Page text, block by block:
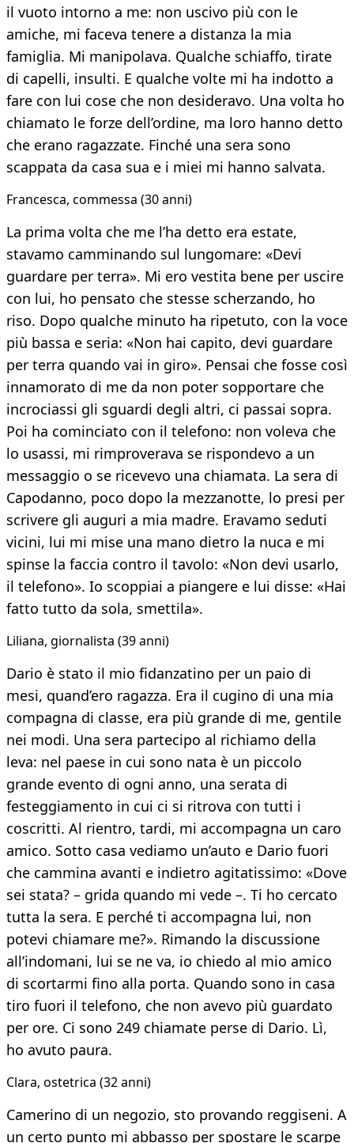
il vuoto intorno a me: non uscivo più con le
amiche, mi faceva tenere a distanza la mia
famiglia. Mi manipolava. Qualche schiaffo, tirate
di capelli, insulti. E qualche volte mi ha indotto a
fare con lui cose che non desideravo. Una volta ho
chiamato le forze dell’ordine, ma loro hanno detto
che erano ragazzate. Finché una sera sono
scappata da casa sua e i miei mi hanno salvata.
Francesca, commessa (30 anni)
La prima volta che me l’ha detto era estate,
stavamo camminando sul lungomare: «Devi
guardare per terra». Mi ero vestita bene per uscire
con lui, ho pensato che stesse scherzando, ho
riso. Dopo qualche minuto ha ripetuto, con la voce
più bassa e seria: «Non hai capito, devi guardare
per terra quando vai in giro». Pensai che fosse così
innamorato di me da non poter sopportare che
incrociassi gli sguardi degli altri, ci passai sopra.
Poi ha cominciato con il telefono: non voleva che
lo usassi, mi rimproverava se rispondevo a un
messaggio o se ricevevo una chiamata. La sera di
Capodanno, poco dopo la mezzanotte, lo presi per
scrivere gli auguri a mia madre. Eravamo seduti
vicini, lui mi mise una mano dietro la nuca e mi
spinse la faccia contro il tavolo: «Non devi usarlo,
il telefono». Io scoppiai a piangere e lui disse: «Hai
fatto tutto da sola, smettila».
Liliana, giornalista (39 anni)
Dario è stato il mio fidanzatino per un paio di
mesi, quand’ero ragazza. Era il cugino di una mia
compagna di classe, era più grande di me, gentile
nei modi. Una sera partecipo al richiamo della
leva: nel paese in cui sono nata è un piccolo
grande evento di ogni anno, una serata di
festeggiamento in cui ci si ritrova con tutti i
coscritti. Al rientro, tardi, mi accompagna un caro
amico. Sotto casa vediamo un’auto e Dario fuori
che cammina avanti e indietro agitatissimo: «Dove
sei stata? – grida quando mi vede –. Ti ho cercato
tutta la sera. E perché ti accompagna lui, non
potevi chiamare me?». Rimando la discussione
all’indomani, lui se ne va, io chiedo al mio amico
di scortarmi fino alla porta. Quando sono in casa
tiro fuori il telefono, che non avevo più guardato
per ore. Ci sono 249 chiamate perse di Dario. Lì,
ho avuto paura.
Clara, ostetrica (32 anni)​
Camerino di un negozio, sto provando reggiseni. A
un certo punto mi abbasso per spostare le scarpe